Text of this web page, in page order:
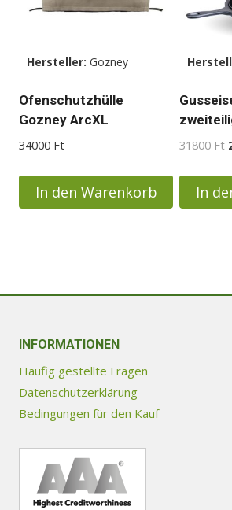
Hersteller: Gozney
Ofenschutzhülle
Gozney ArcXL
34000 Ft
In den Warenkorb
31800Ft
In
INFORMATIONEN
Häufig gestellte Fragen
Datenschutzerklärung
Bedingungen für den Kauf